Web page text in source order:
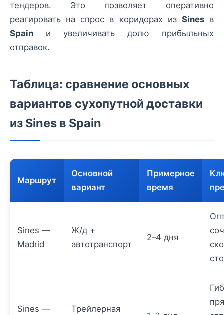
тендеров. Это позволяет оперативно
реагировать на спрос в коридорах из Sinesв
Spain и увеличивать долю прибыльных
отправок.
Таблица: сравнение основных
вариантов сухопутной доставки
из Sines в Spain
Маршрут
Основной
вариант
Примерное
время
Sines —
Madrid
Ж/д +
автотранспорт
2–4 дня
Sines —
Трейлерная